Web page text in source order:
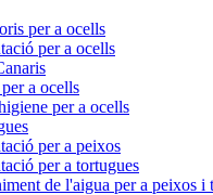
per a ocells
per a ocells
a ocells
per a ocells
per a peixos
per a tortugues
de l'aigua per a peixos i